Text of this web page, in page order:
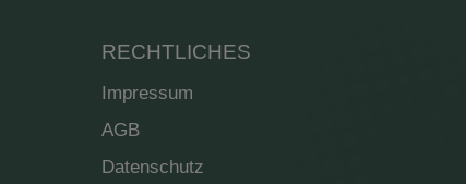
RECHTLICHES
Impressum
AGB
Datenschutz